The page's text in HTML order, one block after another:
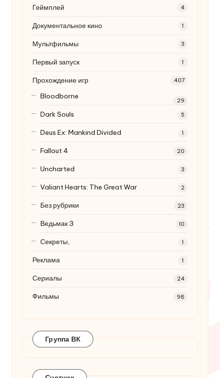
Геймплей 4
Документальное кино 1
Мультфильмы 3
Первый запуск 1
Прохождение игр 407
Bloodborne 29
Dark Souls 5
Deus Ex: Mankind Divided 1
Fallout 4 20
Uncharted 3
Valiant Hearts: The Great War 2
Без рубрики 23
Ведьмак 3 10
Секреты, 1
Реклама 1
Сериалы 24
Фильмы 98
Группа ВК